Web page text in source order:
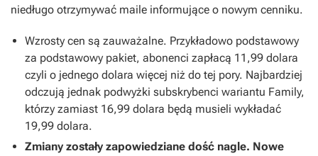
niedługo otrzymywać maile informujące o nowym cenniku.
Wzrosty cen są zauważalne. Przykładowo podstawowy
za podstawowy pakiet, abonenci zapłacą 11,99 dolara
czyli o jednego dolara więcej niż do tej pory. Najbardziej
odczują jednak podwyżki subskrybenci wariantu Family,
którzy zamiast 16,99 dolara będą musieli wykładać
19,99 dolara.
Zmiany zostały zapowiedziane dość nagle. Nowe